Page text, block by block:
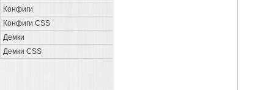
Конфиги
Конфиги CSS
Демки
Демки CSS